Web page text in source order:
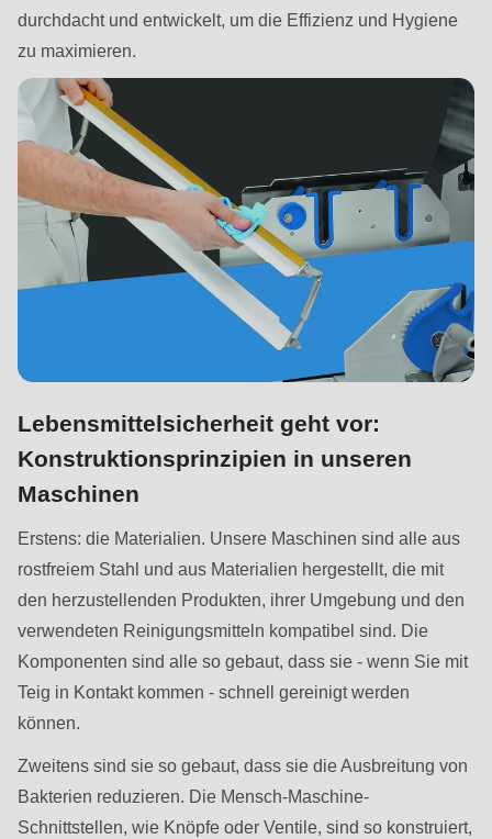
of
type
string
deprecated
Drupal\rondo_contact\ContactService-
>Drupal\rondo_contact\
{closure}
()
of
modules/custom/rondo_contact/src/ContactService.php
mb_substr():
Passing
null
to
parameter
#1
($string)
of
type
string
durchdacht und entwickelt, um die Effizienz und Hygiene
zu maximieren.
Lebensmittelsicherheit geht vor:
Konstruktionsprinzipien in unseren
Maschinen
Erstens: die Materialien. Unsere Maschinen sind alle aus
rostfreiem Stahl und aus Materialien hergestellt, die mit
den herzustellenden Produkten, ihrer Umgebung und den
verwendeten Reinigungsmitteln kompatibel sind. Die
Komponenten sind alle so gebaut, dass sie - wenn Sie mit
Teig in Kontakt kommen - schnell gereinigt werden
können.
Zweitens sind sie so gebaut, dass sie die Ausbreitung von
Bakterien reduzieren. Die Mensch-Maschine-
Schnittstellen, wie Knöpfe oder Ventile, sind so konstruiert,